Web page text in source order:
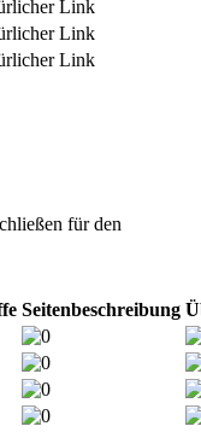
Link
Link
Link
für den
Seitenbeschreibung